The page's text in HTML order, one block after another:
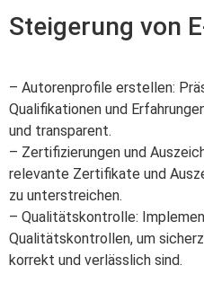
Steigerung von
– Autorenprofile erstellen:
Qualifikationen und
und transparent.
– Zertifizierungen und
relevante Zertifikate und
zu unterstreichen.
– Qualitätskontrolle:
Qualitätskontrollen, um
korrekt und verlässlich sind.